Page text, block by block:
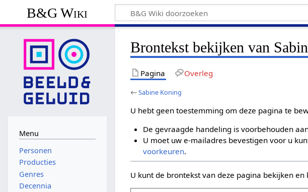
B&G Wiki
Brontekst bekijken van
Pagina Overleg
←Sabine Koning
U hebt geen toestemming om deze pagina te
De gevraagde handeling is voorbehouden
U moet uw e-mailadres bevestigen voor u
voorkeuren.
U kunt de brontekst van deze pagina bekijken en
Menu
Personen
Producties
Genres
Decennia